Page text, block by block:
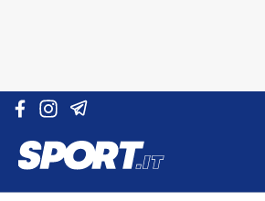
Vai al contenuto